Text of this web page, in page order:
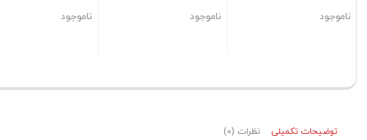
ناموجود ناموجود ناموجود
توضیحات تکمیلی نظرات (0)